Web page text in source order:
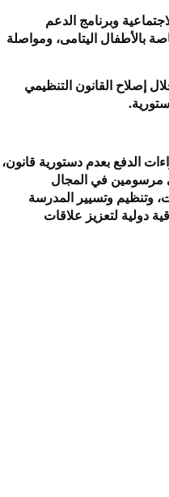
وبرنامج الدعم
الخاصة بالأطفال اليتامى، ومواصلة
إصلاح القانون التنظيمي
الدفع بعدم دستورية قانون،
مرسومين في المجال
وتنظيم وتسيير المدرسة
الصحة العسكرية. وفي المجال الدبلوماسي، تمت المصادقة على 14 اتفاقية دولية لتعزيز علاقات